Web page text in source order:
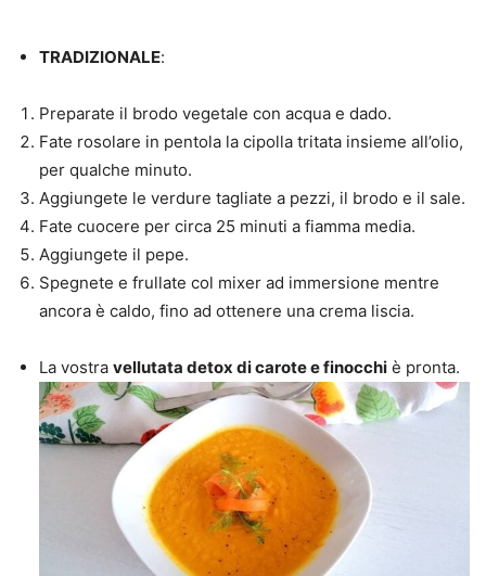
TRADIZIONALE:
Preparate il brodo vegetale con acqua e dado.
Fate rosolare in pentola la cipolla tritata insieme all’olio,
per qualche minuto.
Aggiungete le verdure tagliate a pezzi, il brodo e il sale.
Fate cuocere per circa 25 minuti a fiamma media.
Aggiungete il pepe.
Spegnete e frullate col mixer ad immersione mentre
ancora è caldo, fino ad ottenere una crema liscia.
La vostra vellutata detox di carote e finocchi è pronta.